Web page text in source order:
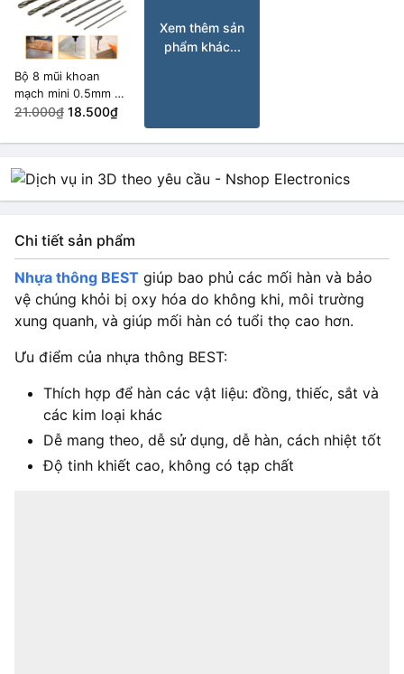
Bộ 8 mũi khoan
mạch mini 0.5mm ~
3mm
21.000₫ 18.500₫
Xem thêm sản
phẩm khác...
Chi tiết sản phẩm
Nhựa thông BEST giúp bao phủ các mối hàn và bảo
vệ chúng khỏi bị oxy hóa do không khi, môi trường
xung quanh, và giúp mối hàn có tuổi thọ cao hơn.
Ưu điểm của nhựa thông BEST:
Thích hợp để hàn các vật liệu: đồng, thiếc, sắt và
các kim loại khác
Dễ mang theo, dễ sử dụng, dễ hàn, cách nhiệt tốt
Độ tinh khiết cao, không có tạp chất